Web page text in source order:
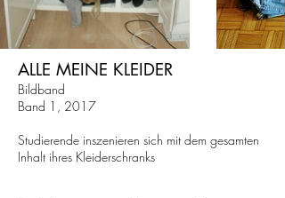
ALLE MEINE KLEIDER
Bildband
Band 1, 2017
Studierende inszenieren sich mit dem gesamten
Inhalt ihres Kleiderschranks